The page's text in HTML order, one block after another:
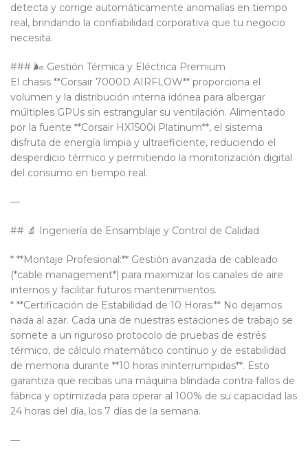
detecta y corrige automáticamente anomalías en tiempo
real, brindando la confiabilidad corporativa que tu negocio
necesita.
### 🌬️ Gestión Térmica y Eléctrica Premium
El chasis **Corsair 7000D AIRFLOW** proporciona el
volumen y la distribución interna idónea para albergar
múltiples GPUs sin estrangular su ventilación. Alimentado
por la fuente **Corsair HX1500i Platinum**, el sistema
disfruta de energía limpia y ultraeficiente, reduciendo el
desperdicio térmico y permitiendo la monitorización digital
del consumo en tiempo real.
—
## 🔬 Ingeniería de Ensamblaje y Control de Calidad
* **Montaje Profesional:** Gestión avanzada de cableado
(*cable management*) para maximizar los canales de aire
internos y facilitar futuros mantenimientos.
* **Certificación de Estabilidad de 10 Horas:** No dejamos
nada al azar. Cada una de nuestras estaciones de trabajo se
somete a un riguroso protocolo de pruebas de estrés
térmico, de cálculo matemático continuo y de estabilidad
de memoria durante **10 horas ininterrumpidas**. Esto
garantiza que recibas una máquina blindada contra fallos de
fábrica y optimizada para operar al 100% de su capacidad las
24 horas del día, los 7 días de la semana.
—